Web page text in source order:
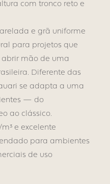
com tronco reto e
e grã uniforme
para projetos que
abrir mão de uma
Diferente das
se adapta a uma
— do
ao clássico.
e excelente
para ambientes
de uso